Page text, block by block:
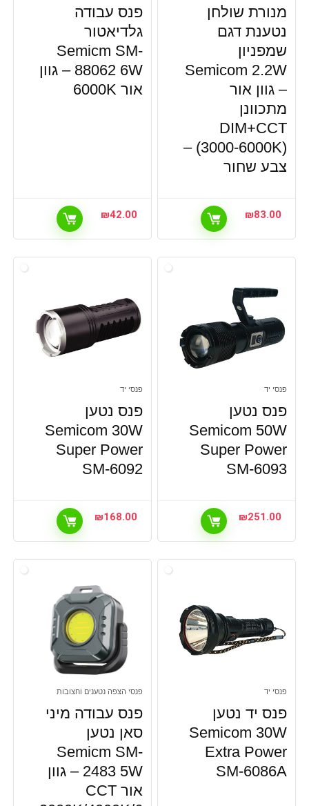
תאורה, מנורות תלייה
תאורה, פנסי הצפה נטענים וחצובות
תאורה, פנסי ראש
תאורה, צילינדרים צמודי תקרה
תאורה, תאורה סולארית
תאורה, תאורת הצפה
תאורת גן ומרפסת
תאורת הצפה
תינוקות ופעוטות
מנורת שולחן
נטענת דגם
שמפניון
Semicom 2.2W
– גוון אור
מתכוונן
DIM+CCT
(3000-6000K) –
צבע שחור
₪83.00
פנס עבודה
גלדיאטור
Semicm SM-
88062 6W – גוון
אור 6000K
₪42.00
פנסי יד
פנס נטען
Semicom 50W
Super Power
SM-6093
₪251.00
פנסי יד
פנס נטען
Semicom 30W
Super Power
SM-6092
₪168.00
פנסי יד
פנס יד נטען
Semicom 30W
Extra Power
SM-6086A
פנסי הצפה נטענים וחצובות
פנס עבודה מיני
סאן נטען
Semicm SM-
2483 5W – גוון
אור CCT